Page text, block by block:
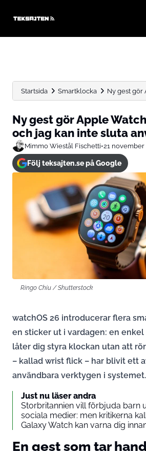
Startsida Smartklocka Ny gest gör
Ny gest gör Apple
och jag kan inte sluta
Mimmo Wiestål Fischetti•21 november
Följ teksajten.se på Google
Ringo Chiu / Shutterstock
watchOS 26 introducerar flera
en sticker ut i vardagen: en
låter dig styra klockan utan att
– kallad wrist flick – har blivit ett
användbara verktygen i systemet.
Just nu läser andra
Storbritannien vill förbjuda barn
sociala medier: men kritikerna
Galaxy Watch kan varna dig
En gest som tar